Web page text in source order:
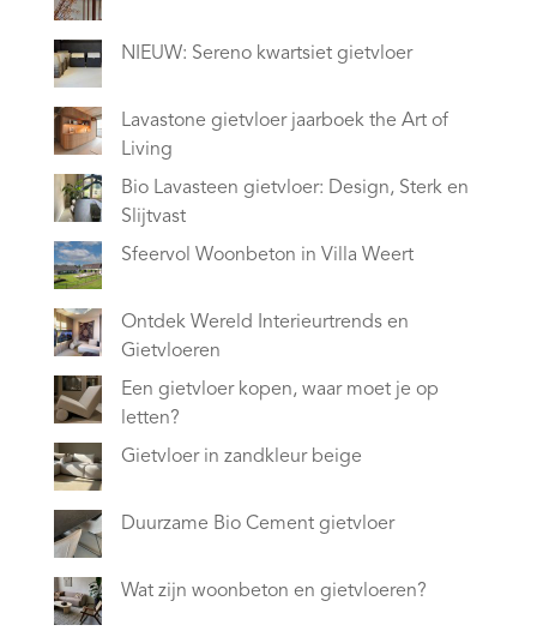
NIEUW: Sereno kwartsiet gietvloer
Lavastone gietvloer jaarboek the Art of
Living
Bio Lavasteen gietvloer: Design, Sterk en
Slijtvast
Sfeervol Woonbeton in Villa Weert
Ontdek Wereld Interieurtrends en
Gietvloeren
Een gietvloer kopen, waar moet je op
letten?
Gietvloer in zandkleur beige
Duurzame Bio Cement gietvloer
Wat zijn woonbeton en gietvloeren?